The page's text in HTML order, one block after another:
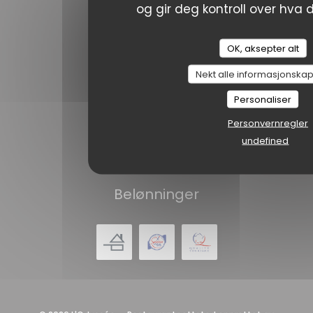
og gir deg kontroll over hva
OK, aksepter alt
Nekt alle
Personaliser
Personvernregler
undefined
Belønninger